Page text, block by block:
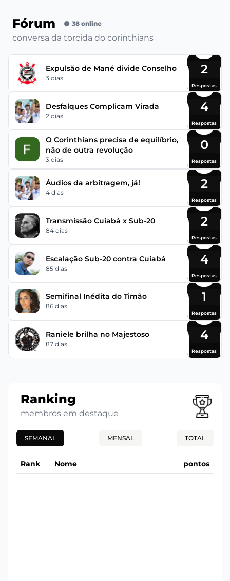
Fórum 38 online
conversa da torcida do corinthians
Expulsão de Mané divide Conselho
3 dias
2
Respostas
Desfalques Complicam Virada
2 dias
4
Respostas
O Corinthians precisa de equilíbrio,
não de outra revolução
3 dias
0
Respostas
Áudios da arbitragem, já!
4 dias
2
Respostas
Transmissão Cuiabá x Sub-20
84 dias
2
Respostas
Escalação Sub-20 contra Cuiabá
85 dias
4
Respostas
Semifinal Inédita do Timão
86 dias
1
Respostas
Raniele brilha no Majestoso
87 dias
4
Respostas
Ranking
membros em destaque
SEMANAL MENSAL TOTAL
Rank Nome pontos